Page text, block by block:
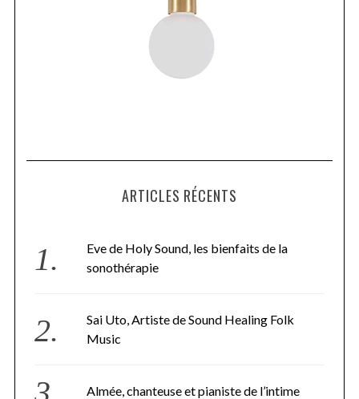
ARTICLES RÉCENTS
Eve de Holy Sound, les bienfaits de la
sonothérapie
Sai Uto, Artiste de Sound Healing Folk
Music
Almée, chanteuse et pianiste de l’intime